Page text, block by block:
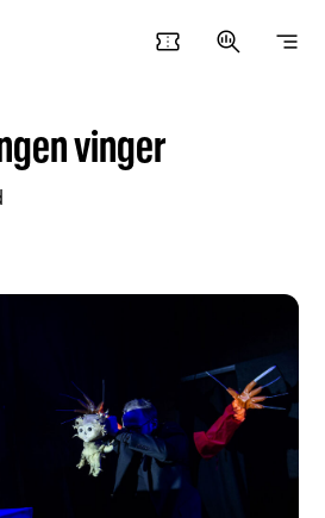
confirmation_number search_insights segment
vinger